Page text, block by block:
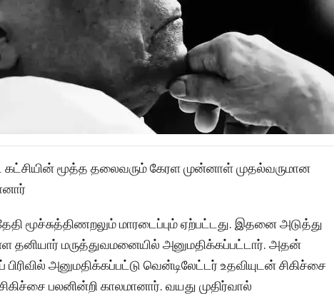
கட்சியின் மூத்த தலைவரும் கேரள முன்னாள் முதல்வருமான
மூச்சுத்திணறலும் மாரடைப்பும் ஏற்பட்டது. இதனை அடுத்து
தனியார் மருத்துவமனையில் அனுமதிக்கப்பட்டார். அதன்
பிரிவில் அனுமதிக்கப்பட்டு வென்டிலேட்டர் உதவியுடன் சிகிச்சை
பலனின்றி காலமானார். வயது முதிர்வால்